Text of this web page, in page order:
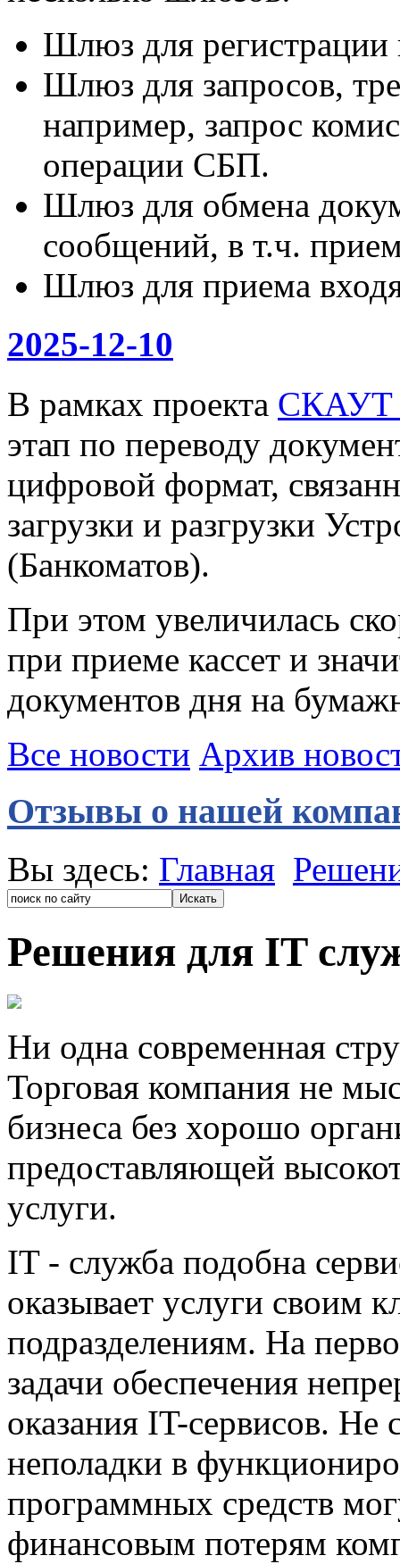
Шлюз для регистрации
Шлюз для запросов,
например, запрос
операции СБП.
Шлюз для обмена
сообщений, в т.ч.
Шлюз для приема
2025-12-10
В рамках проекта
этап по переводу
цифровой формат,
загрузки и разгрузки
(Банкоматов).
При этом увеличилась
при приеме кассет и
документов дня на
Все новости Архив
Отзывы о нашей
Вы здесь: Главная
Решения для IT
Ни одна современная
Торговая компания не
бизнеса без хорошо
предоставляющей
услуги.
IT - служба подобна
оказывает услуги своим
подразделениям. На
задачи обеспечения
оказания IT-сервисов. Не
неполадки в
программных средств
финансовым потерям